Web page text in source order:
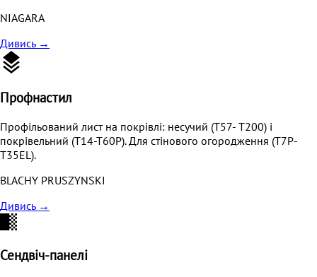
NIAGARA
Дивись →
Профнастил
Профільований лист на покрівлі: несучий (T57- T200) і
покрівельний (Т14-Т60P). Для стінового огородження (Т7P-
Т35ЕL).
BLACHY PRUSZYNSKI
Дивись →
Сендвіч-панелі